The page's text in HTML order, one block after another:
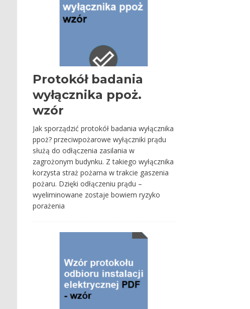
Protokół badania
wyłącznika ppoż.
wzór
Jak sporządzić protokół badania wyłącznika
ppoż? przeciwpożarowe wyłączniki prądu
służą do odłączenia zasilania w
zagrożonym budynku. Z takiego wyłącznika
korzysta straż pożarna w trakcie gaszenia
pożaru. Dzięki odłączeniu prądu –
wyeliminowane zostaje bowiem ryzyko
porażenia